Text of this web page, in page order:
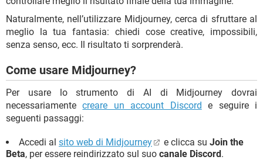
Naturalmente, nell’utilizzare Midjourney, cerca di sfruttare al
meglio la tua fantasia: chiedi cose creative, impossibili,
senza senso, ecc. Il risultato ti sorprenderà.
Come usare Midjourney?
Per usare lo strumento di AI di Midjourney dovrai
necessariamentecreare un account Discord e seguire i
seguenti passaggi:
Accedi al sito web di Midjourney e clicca su Join the
Beta, per essere reindirizzato sul suo canale Discord.